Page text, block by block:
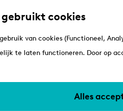
cookies
van cookies (Functioneel,
te laten functioneren. Door op
Alles